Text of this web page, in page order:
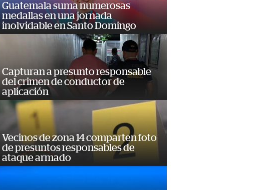
Guatemala suma numerosas
medallas en una jornada
inolvidable en Santo Domingo
Capturan a presunto responsable
del crimen de conductor de
aplicación
Vecinos de zona 14 comparten foto
de presuntos responsables de
ataque armado